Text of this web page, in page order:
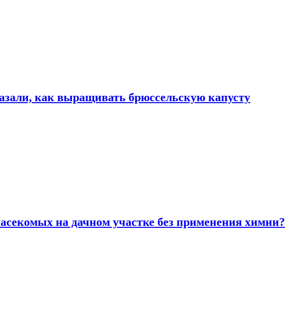
как выращивать брюссельскую капусту
на дачном участке без применения химии?